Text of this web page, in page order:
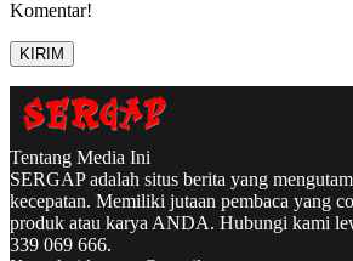
Komentar!
Tentang Media Ini
SERGAP adalah situs berita yang
kecepatan. Memiliki jutaan pembaca yang
produk atau karya ANDA. Hubungi kami
339 069 666.